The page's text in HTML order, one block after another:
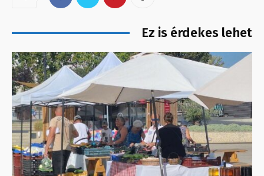
Ez is érdekes lehet